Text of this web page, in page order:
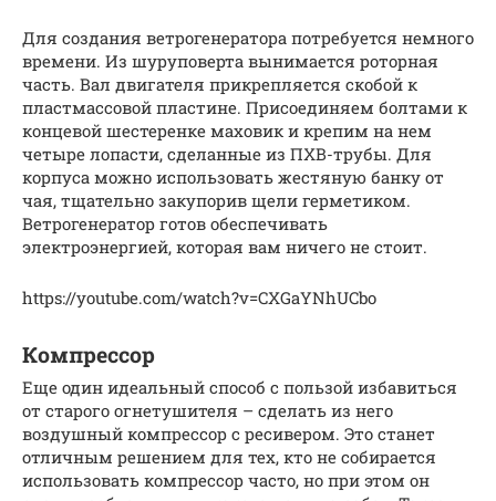
Для создания ветрогенератора потребуется немного
времени. Из шуруповерта вынимается роторная
часть. Вал двигателя прикрепляется скобой к
пластмассовой пластине. Присоединяем болтами к
концевой шестеренке маховик и крепим на нем
четыре лопасти, сделанные из ПХВ-трубы. Для
корпуса можно использовать жестяную банку от
чая, тщательно закупорив щели герметиком.
Ветрогенератор готов обеспечивать
электроэнергией, которая вам ничего не стоит.
https://youtube.com/watch?v=CXGaYNhUCbo
Компрессор
Еще один идеальный способ с пользой избавиться
от старого огнетушителя – сделать из него
воздушный компрессор с ресивером. Это станет
отличным решением для тех, кто не собирается
использовать компрессор часто, но при этом он